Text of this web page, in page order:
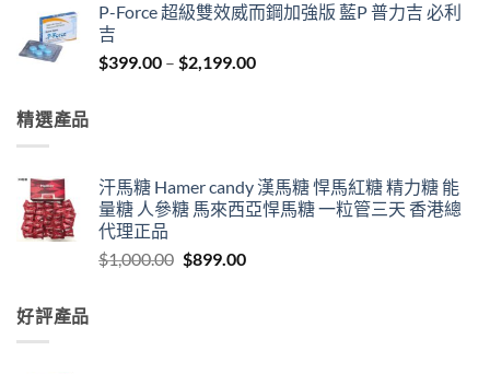
$1,150.00
P-Force 超級雙效威而鋼加強版 藍P 普力吉 必利
吉
$399.00 – $2,199.00Price
精選產品
汗馬糖 Hamer candy 漢馬糖 悍馬紅糖 精力糖 能
量糖 人參糖 馬來西亞悍馬糖 一粒管三天 香港總
代理正品
$1,000.00 Original
$899.00Current
好評產品